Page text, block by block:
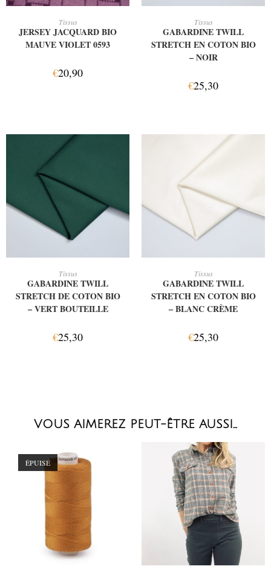
Tissus
JERSEY JACQUARD BIO
MAUVE VIOLET 0593
€20,90
Tissus
GABARDINE TWILL
STRETCH EN COTON BIO
– NOIR
€25,30
Tissus
GABARDINE TWILL
STRETCH DE COTON BIO
– VERT BOUTEILLE
€25,30
Tissus
GABARDINE TWILL
STRETCH EN COTON BIO
– BLANC CRÈME
€25,30
VOUS AIMEREZ PEUT-ÊTRE AUSSI…
ÉPUISÉ